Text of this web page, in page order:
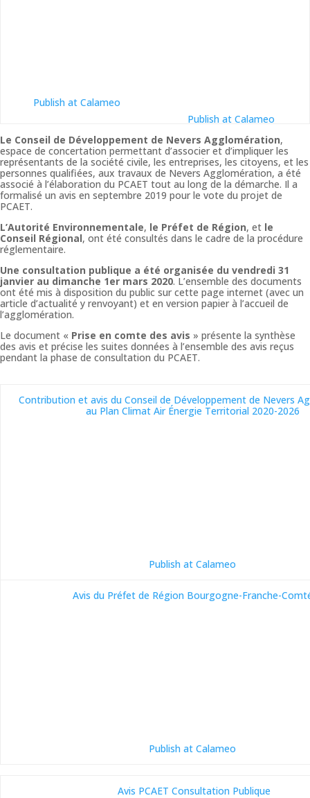
Publish at Calameo
Publish at Calameo
Le Conseil de Développement de Nevers Agglomération,
espace de concertation permettant d’associer et d’impliquer les
représentants de la société civile, les entreprises, les citoyens, et les
personnes qualifiées, aux travaux de Nevers Agglomération, a été
associé à l’élaboration du PCAET tout au long de la démarche. Il a
formalisé un avis en septembre 2019 pour le vote du projet de
PCAET.
L’Autorité Environnementale, le Préfet de Région, et le
Conseil Régional, ont été consultés dans le cadre de la procédure
réglementaire.
Une consultation publique a été organisée du vendredi 31
janvier au dimanche 1er mars 2020. L’ensemble des documents
ont été mis à disposition du public sur cette page internet (avec un
article d’actualité y renvoyant) et en version papier à l’accueil de
l’agglomération.
Le document « Prise en comte des avis » présente la synthèse
des avis et précise les suites données à l’ensemble des avis reçus
pendant la phase de consultation du PCAET.
Contribution et avis du Conseil de Développement de Nevers
au Plan Climat Air Énergie Territorial 2020-2026
Publish at Calameo
Avis du Préfet de Région Bourgogne-Franche-
Publish at Calameo
Avis PCAET Consultation Publique